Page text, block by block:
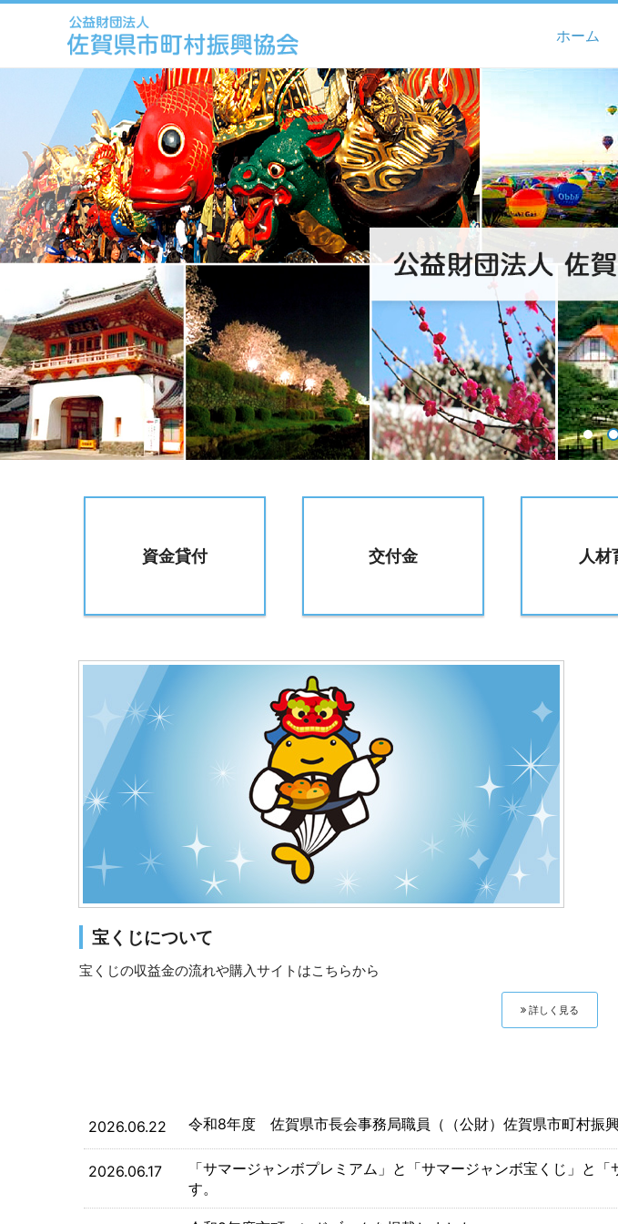
ホーム
資金貸付 交付金 人材
宝くじについて
宝くじの収益金の流れや購入サイトはこちらから
詳しく見る
2026.06.22 令和8年度 佐賀県市長会事務局職員（（公財）佐賀県市町村振
2026.06.17
「サマージャンボプレミアム」と「サマージャンボ宝くじ」と
す。